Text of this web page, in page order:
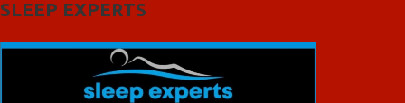
SLEEP EXPERTS